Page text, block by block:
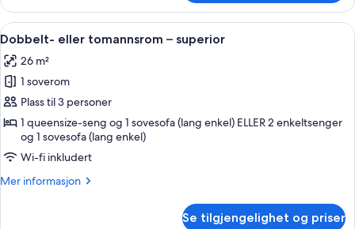
eller
tomannsrom
–
Åpne
alle
bildene
av
Dobbelt-
eller
tomannsrom
–
superior
Dobbelt- eller tomannsrom –
9
Dobbelt- eller tomannsrom – superior
26 m²
1 soverom
Plass til 3 personer
1 queensize-seng og 1 sovesofa (lang enkel) ELLER 2 enkeltsenger
og 1 sovesofa (lang enkel)
Wi-fi inkludert
Mer informasjon
Mer
Se tilgjengelighet og priser